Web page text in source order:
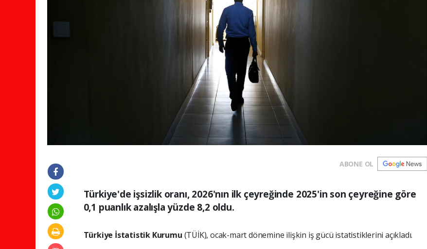
ABONE OL
Türkiye'de işsizlik oranı, 2026'nın ilk çeyreğinde 2025'in son çeyreğine göre
0,1 puanlık azalışla yüzde 8,2 oldu.
Türkiye İstatistik Kurumu (TÜİK), ocak-mart dönemine ilişkin iş gücü istatistiklerini açıkladı.